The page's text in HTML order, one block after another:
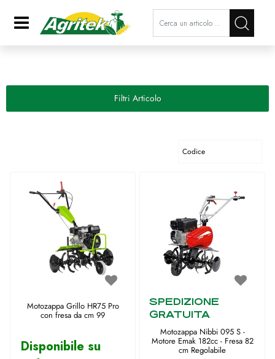
Open La modifica di un filtro
Filtri Articolo
Motozappa Grillo HR75 Pro
con fresa da cm 99
Disponibile su
SPEDIZIONE
GRATUITA
Motozappa Nibbi 095 S -
Motore Emak 182cc - Fresa 82
cm Regolabile